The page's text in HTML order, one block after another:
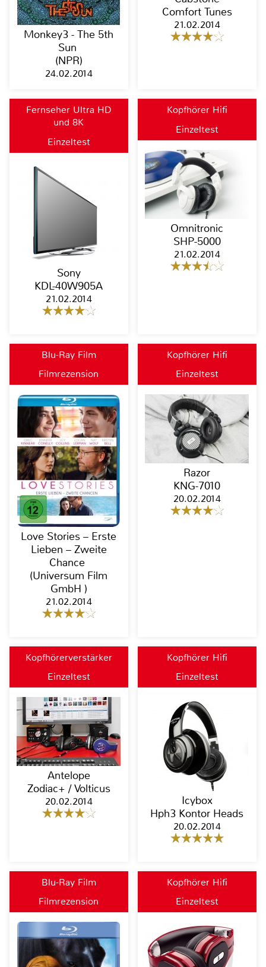
Monkey3 - The 5th
Sun
(NPR)
24.02.2014
Comfort Tunes
21.02.2014
Fernseher Ultra HD
und 8K
Einzeltest
Sony
KDL-40W905A
21.02.2014
Kopfhörer Hifi
Einzeltest
Omnitronic
SHP-5000
21.02.2014
Blu-Ray Film
Filmrezension
Love Stories – Erste
Lieben – Zweite
Chance
(Universum Film
GmbH )
21.02.2014
Kopfhörer Hifi
Einzeltest
Razor
KNG-7010
20.02.2014
Kopfhörerverstärker
Einzeltest
Antelope
Zodiac+ / Volticus
20.02.2014
Kopfhörer Hifi
Einzeltest
Icybox
Hph3 Kontor Heads
20.02.2014
Blu-Ray Film
Filmrezension
Kopfhörer Hifi
Einzeltest